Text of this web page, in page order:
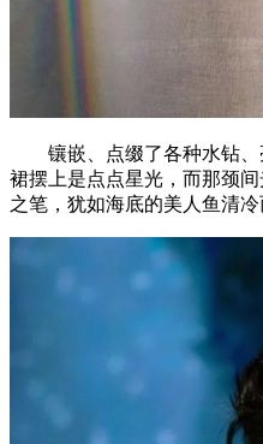
镶嵌、点缀了各种水钻、
裙摆上是点点星光，而那颈
之笔，犹如海底的美人鱼清冷